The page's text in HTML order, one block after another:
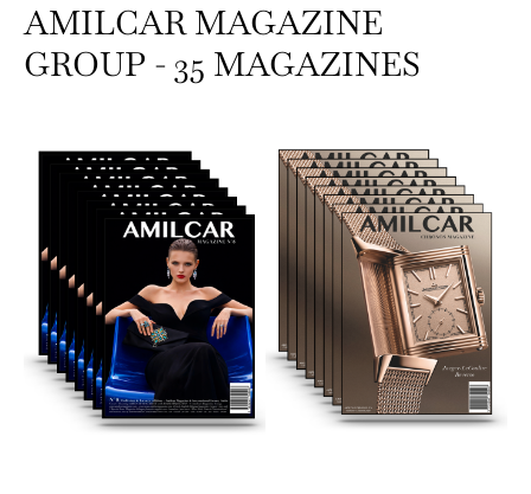
AMILCAR MAGAZINE
GROUP - 35 MAGAZINES